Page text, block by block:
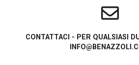
CONTATTACI - PER QUALSIASI